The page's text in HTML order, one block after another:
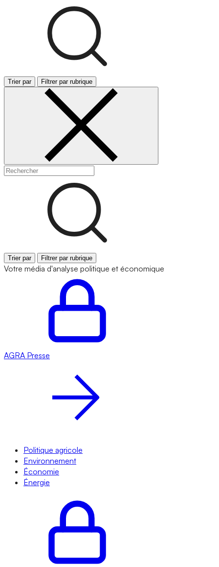
Trier par Filtrer par rubrique
Trier par Filtrer par rubrique
Votre média d'analyse politique et économique
AGRA Presse
Politique agricole
Environnement
Économie
Énergie